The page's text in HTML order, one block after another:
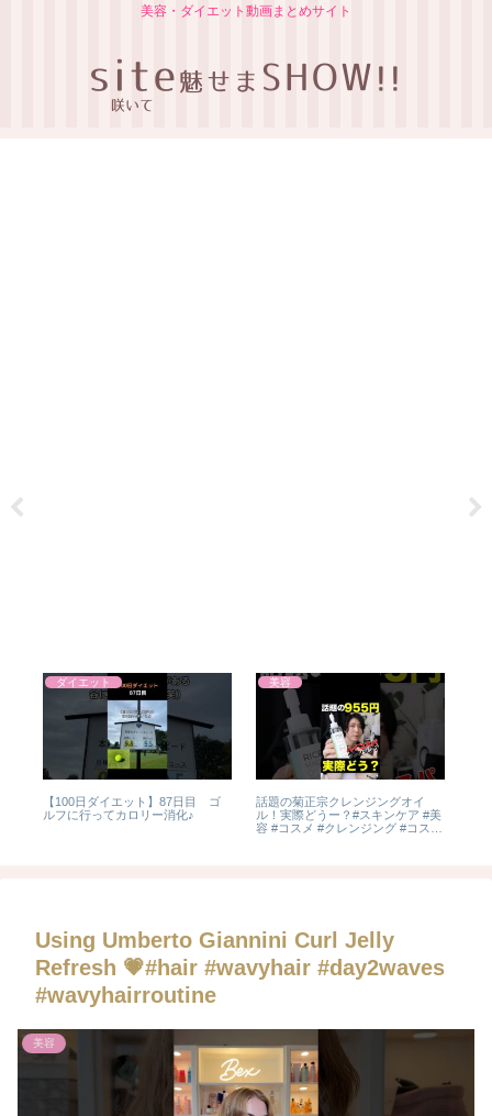
美容・ダイエット動画まとめサイト
ダイエット
【100日ダイエット】87日目 ゴ
ルフに行ってカロリー消化♪
美容
話題の菊正宗クレンジングオイ
ル！実際どうー？#スキンケア #美
容 #コスメ #クレンジング #コスパ
Using Umberto Giannini Curl Jelly
Refresh 💗#hair #wavyhair #day2waves
#wavyhairroutine
美容